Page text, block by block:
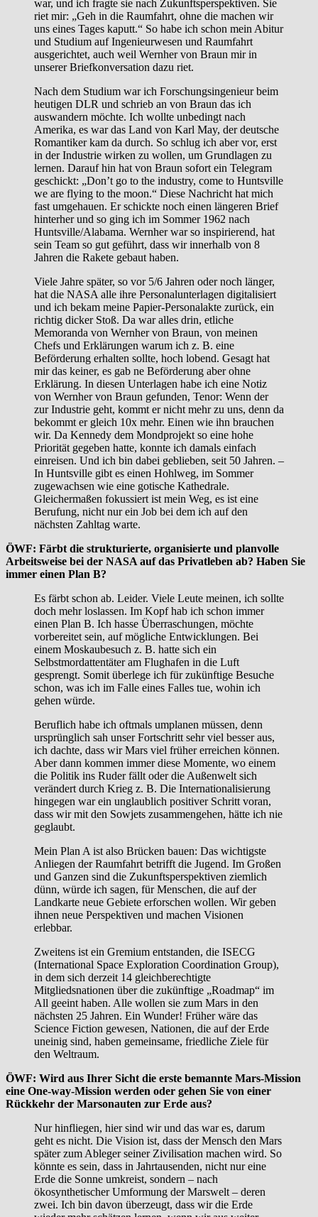
war, und ich fragte sie nach Zukunftsperspektiven. Sie
riet mir: „Geh in die Raumfahrt, ohne die machen wir
uns eines Tages kaputt.“ So habe ich schon mein Abitur
und Studium auf Ingenieurwesen und Raumfahrt
ausgerichtet, auch weil Wernher von Braun mir in
unserer Briefkonversation dazu riet.
Nach dem Studium war ich Forschungsingenieur beim
heutigen DLR und schrieb an von Braun das ich
auswandern möchte. Ich wollte unbedingt nach
Amerika, es war das Land von Karl May, der deutsche
Romantiker kam da durch. So schlug ich aber vor, erst
in der Industrie wirken zu wollen, um Grundlagen zu
lernen. Darauf hin hat von Braun sofort ein Telegram
geschickt: „Don’t go to the industry, come to Huntsville
we are flying to the moon.“ Diese Nachricht hat mich
fast umgehauen. Er schickte noch einen längeren Brief
hinterher und so ging ich im Sommer 1962 nach
Huntsville/Alabama. Wernher war so inspirierend, hat
sein Team so gut geführt, dass wir innerhalb von 8
Jahren die Rakete gebaut haben.
Viele Jahre später, so vor 5/6 Jahren oder noch länger,
hat die NASA alle ihre Personalunterlagen digitalisiert
und ich bekam meine Papier-Personalakte zurück, ein
richtig dicker Stoß. Da war alles drin, etliche
Memoranda von Wernher von Braun, von meinen
Chefs und Erklärungen warum ich z. B. eine
Beförderung erhalten sollte, hoch lobend. Gesagt hat
mir das keiner, es gab ne Beförderung aber ohne
Erklärung. In diesen Unterlagen habe ich eine Notiz
von Wernher von Braun gefunden, Tenor: Wenn der
zur Industrie geht, kommt er nicht mehr zu uns, denn da
bekommt er gleich 10x mehr. Einen wie ihn brauchen
wir. Da Kennedy dem Mondprojekt so eine hohe
Priorität gegeben hatte, konnte ich damals einfach
einreisen. Und ich bin dabei geblieben, seit 50 Jahren. –
In Huntsville gibt es einen Hohlweg, im Sommer
zugewachsen wie eine gotische Kathedrale.
Gleichermaßen fokussiert ist mein Weg, es ist eine
Berufung, nicht nur ein Job bei dem ich auf den
nächsten Zahltag warte.
ÖWF: Färbt die strukturierte, organisierte und planvolle
Arbeitsweise bei der NASA auf das Privatleben ab? Haben Sie
immer einen Plan B?
Es färbt schon ab. Leider. Viele Leute meinen, ich sollte
doch mehr loslassen. Im Kopf hab ich schon immer
einen Plan B. Ich hasse Überraschungen, möchte
vorbereitet sein, auf mögliche Entwicklungen. Bei
einem Moskaubesuch z. B. hatte sich ein
Selbstmordattentäter am Flughafen in die Luft
gesprengt. Somit überlege ich für zukünftige Besuche
schon, was ich im Falle eines Falles tue, wohin ich
gehen würde.
Beruflich habe ich oftmals umplanen müssen, denn
ursprünglich sah unser Fortschritt sehr viel besser aus,
ich dachte, dass wir Mars viel früher erreichen können.
Aber dann kommen immer diese Momente, wo einem
die Politik ins Ruder fällt oder die Außenwelt sich
verändert durch Krieg z. B. Die Internationalisierung
hingegen war ein unglaublich positiver Schritt voran,
dass wir mit den Sowjets zusammengehen, hätte ich nie
geglaubt.
Mein Plan A ist also Brücken bauen: Das wichtigste
Anliegen der Raumfahrt betrifft die Jugend. Im Großen
und Ganzen sind die Zukunftsperspektiven ziemlich
dünn, würde ich sagen, für Menschen, die auf der
Landkarte neue Gebiete erforschen wollen. Wir geben
ihnen neue Perspektiven und machen Visionen
erlebbar.
Zweitens ist ein Gremium entstanden, die ISECG
(International Space Exploration Coordination Group),
in dem sich derzeit 14 gleichberechtigte
Mitgliedsnationen über die zukünftige „Roadmap“ im
All geeint haben. Alle wollen sie zum Mars in den
nächsten 25 Jahren. Ein Wunder! Früher wäre das
Science Fiction gewesen, Nationen, die auf der Erde
uneinig sind, haben gemeinsame, friedliche Ziele für
den Weltraum.
ÖWF: Wird aus Ihrer Sicht die erste bemannte Mars-Mission
eine One-way-Mission werden oder gehen Sie von einer
Rückkehr der Marsonauten zur Erde aus?
Nur hinfliegen, hier sind wir und das war es, darum
geht es nicht. Die Vision ist, dass der Mensch den Mars
später zum Ableger seiner Zivilisation machen wird. So
könnte es sein, dass in Jahrtausenden, nicht nur eine
Erde die Sonne umkreist, sondern – nach
ökosynthetischer Umformung der Marswelt – deren
zwei. Ich bin davon überzeugt, dass wir die Erde